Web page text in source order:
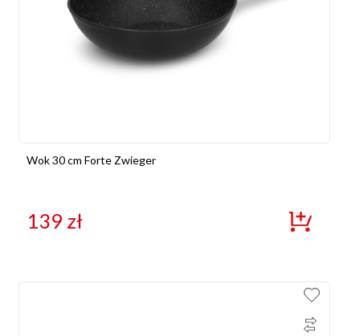
Wok 30 cm Forte Zwieger
139 zł